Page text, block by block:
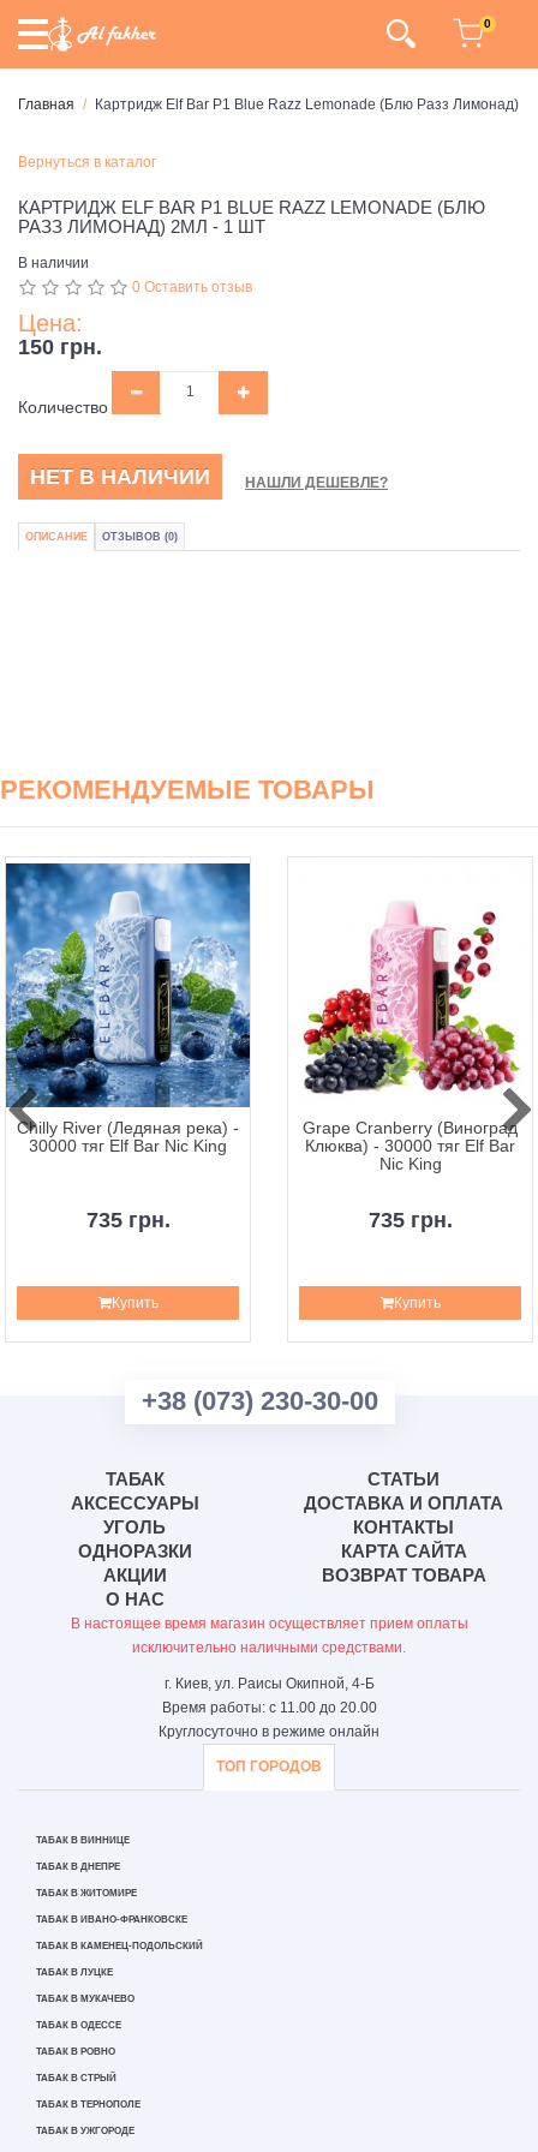
0
Главная Картридж Elf Bar P1 Blue Razz Lemonade (Блю Разз Лимонад)
Вернуться в каталог
КАРТРИДЖ ELF BAR P1 BLUE RAZZ LEMONADE (БЛЮ
РАЗЗ ЛИМОНАД) 2МЛ - 1 ШТ
В наличии
0 Оставить отзыв
Цена:
150 грн.
Количество
НЕТ В НАЛИЧИИ НАШЛИ ДЕШЕВЛЕ?
ОПИСАНИЕ ОТЗЫВОВ (0)
РЕКОМЕНДУЕМЫЕ ТОВАРЫ
Chilly River (Ледяная река) -
30000 тяг Elf Bar Nic King
735 грн.
Купить
Grape Cranberry (Виноград
Клюква) - 30000 тяг Elf Bar
Nic King
735 грн.
Купить
+38 (073) 230-30-00
ТАБАК
АКСЕССУАРЫ
УГОЛЬ
ОДНОРАЗКИ
АКЦИИ
О НАС
СТАТЬИ
ДОСТАВКА И ОПЛАТА
КОНТАКТЫ
КАРТА САЙТА
ВОЗВРАТ ТОВАРА
В настоящее время магазин осуществляет прием оплаты
исключительно наличными средствами.
г. Киев, ул. Раисы Окипной, 4-Б
Время работы: с 11.00 до 20.00
Круглосуточно в режиме онлайн
ТОП ГОРОДОВ
ТАБАК В ВИННИЦЕ
ТАБАК В ДНЕПРЕ
ТАБАК В ЖИТОМИРЕ
ТАБАК В ИВАНО-ФРАНКОВСКЕ
ТАБАК В КАМЕНЕЦ-ПОДОЛЬСКИЙ
ТАБАК В ЛУЦКЕ
ТАБАК В МУКАЧЕВО
ТАБАК В ОДЕССЕ
ТАБАК В РОВНО
ТАБАК В СТРЫЙ
ТАБАК В ТЕРНОПОЛЕ
ТАБАК В УЖГОРОДЕ